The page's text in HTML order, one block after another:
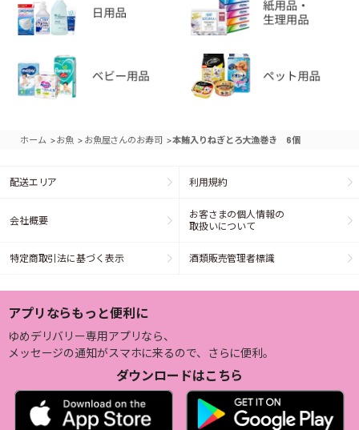
ホーム >お魚 > お魚屋さんのお寿司 >本鮪入りねぎとろ大漁巻き 6個
配送エリア 利用規約
会社概要
お客さまの個人情報の
取扱いについて
特定商取引法に基づく表示 酒類販売管理者標識
アプリならもっと便利に
ゆめデリバリー専用アプリなら、
メッセージの通知がスマホに来るので、さらに便利。
ダウンロードはこちら